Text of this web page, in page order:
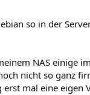
so in der
NAS einige
nicht so ganz
mal eine eigen